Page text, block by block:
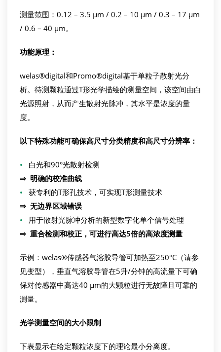
测量范围：0.12 – 3.5 µm / 0.2 – 10 µm / 0.3 – 17 µm
/ 0.6 – 40 µm。
功能原理 ：
welas®digital和Promo®digital基于单粒子散射光分
析。待测颗粒通过T形光学描绘的测量空间，该空间由白
光源照射，从而产生散射光脉冲，其水平是浓度的量
度。
以下特殊功能可确保高尺寸分类精度和高尺寸分辨率：
• 白光和90°光散射检测
⇒ 明确的校准曲线
• 获专利的T形孔技术，可实现T形测量技术
⇒ 无边界区域错误
• 用于散射光脉冲分析的新型数字化单个信号处理
⇒ 重合检测和校正，可进行高达5倍的高浓度测量
示例：welas®传感器气溶胶导管可加热至250°C（请参
见变型），垂直气溶胶导管在5升/分钟的高流量下可确
保对传感器中高达40 µm的大颗粒进行无故障且可靠的
测量。
光学测量空间的大小限制
下表显示在给定颗粒浓度下的理论最小分离度。